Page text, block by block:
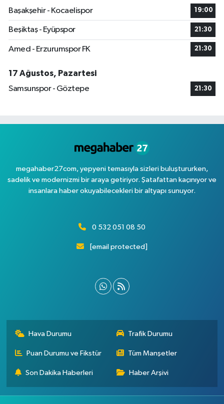
Başakşehir - Kocaelispor
19:00
Beşiktaş - Eyüpspor 21:30
Amed - Erzurumspor FK 21:30
17 Ağustos, Pazartesi
Samsunspor - Göztepe
21:30
megahaber27com, yepyeni temasıyla sizleri buluştururken,
sadelik ve modernizmi bir araya getiriyor. Şatafattan kaçınıyor ve
insanlara haber okuyabilecekleri bir altyapı sunuyor.
0 532 051 08 50
[email protected]
Hava Durumu Trafik Durumu
Puan Durumu ve Fikstür Tüm Manşetler
Son Dakika Haberleri Haber Arşivi